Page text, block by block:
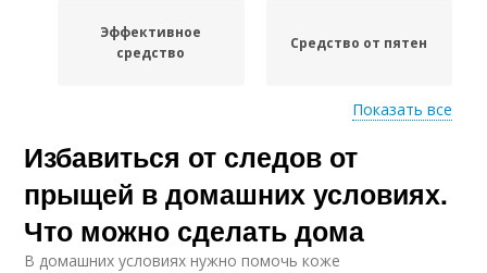
Эффективное
средство
Средство от пятен
Пятна от прыщей
Показать все
Избавиться от следов от
прыщей в домашних условиях.
Что можно сделать дома
В домашних условиях нужно помочь коже